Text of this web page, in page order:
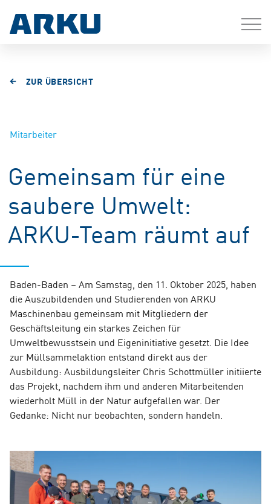
ZUR ÜBERSICHT
Mitarbeiter
Gemeinsam für eine
saubere Umwelt:
ARKU-Team räumt auf
Baden-Baden – Am Samstag, den 11. Oktober 2025, haben
die Auszubildenden und Studierenden von ARKU
Maschinenbau gemeinsam mit Mitgliedern der
Geschäftsleitung ein starkes Zeichen für
Umweltbewusstsein und Eigeninitiative gesetzt. Die Idee
zur Müllsammelaktion entstand direkt aus der
Ausbildung: Ausbildungsleiter Chris Schottmüller initiierte
das Projekt, nachdem ihm und anderen Mitarbeitenden
wiederholt Müll in der Natur aufgefallen war. Der
Gedanke: Nicht nur beobachten, sondern handeln.